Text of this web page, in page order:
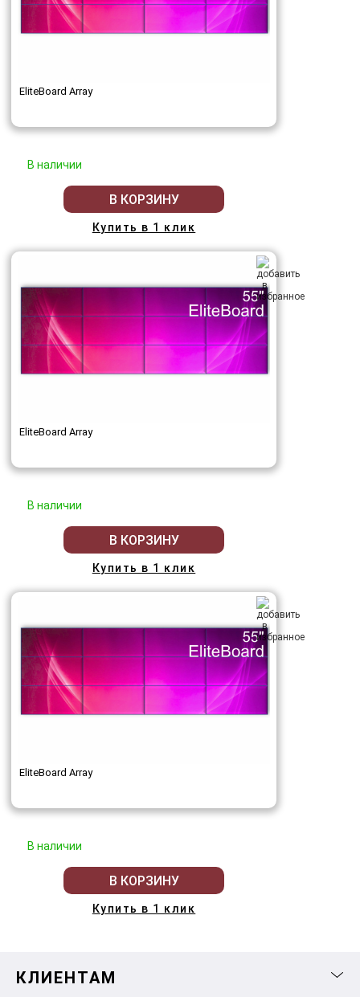
EliteBoard Array
В наличии
В КОРЗИНУ
Купить в 1 клик
EliteBoard Array
В наличии
В КОРЗИНУ
Купить в 1 клик
EliteBoard Array
В наличии
В КОРЗИНУ
Купить в 1 клик
КЛИЕНТАМ